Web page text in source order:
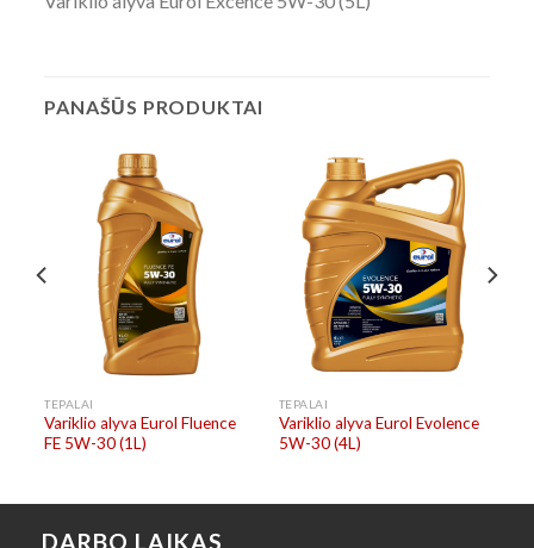
PANAŠŪS PRODUKTAI
TEPALAI
Variklio alyva Eurol Fluence
FE 5W-30 (1L)
TEPALAI
Variklio alyva Eurol Evolence
5W-30 (4L)
DARBO LAIKAS